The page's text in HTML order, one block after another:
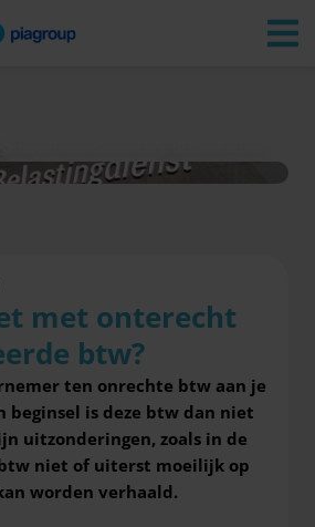
Zoeken
met onterecht
btw?
ten onrechte btw aan je
beginsel is deze btw dan niet
uitzonderingen, zoals in de
niet of uiterst moeilijk op
worden verhaald.